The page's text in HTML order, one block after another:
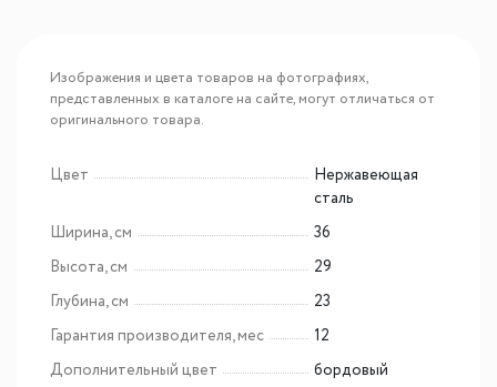
Изображения и цвета товаров на фотографиях,
представленных в каталоге на сайте, могут отличаться от
оригинального товара.
Цвет
Нержавеющая
сталь
Ширина, см
36
Высота, см
29
Глубина, см
23
Гарантия производителя, мес
12
Дополнительный цвет
бордовый